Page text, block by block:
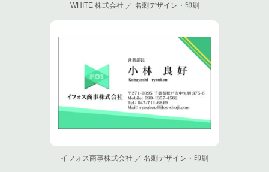
WHITE 株式会社 ／ 名刺デザイン・印刷
イフォス商事株式会社 ／ 名刺デザイン・印刷